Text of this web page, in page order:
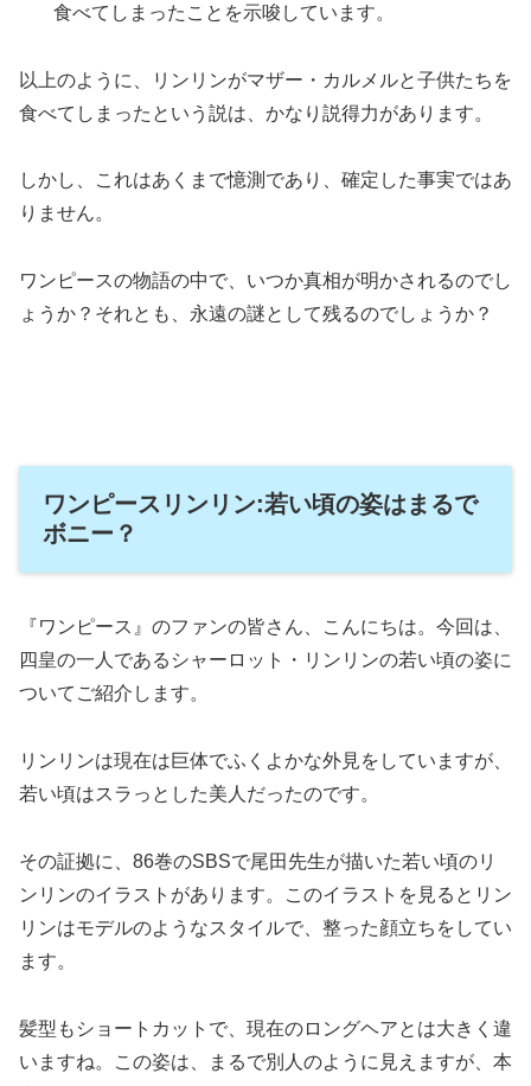
食べてしまったことを示唆しています。
以上のように、リンリンがマザー・カルメルと子供たちを
食べてしまったという説は、かなり説得力があります。
しかし、これはあくまで憶測であり、確定した事実ではあ
りません。
ワンピースの物語の中で、いつか真相が明かされるのでし
ょうか？それとも、永遠の謎として残るのでしょうか？
ワンピースリンリン:若い頃の姿はまるで
ボニー？
『ワンピース』のファンの皆さん、こんにちは。今回は、
四皇の一人であるシャーロット・リンリンの若い頃の姿に
ついてご紹介します。
リンリンは現在は巨体でふくよかな外見をしていますが、
若い頃はスラっとした美人だったのです。
その証拠に、86巻のSBSで尾田先生が描いた若い頃のリ
ンリンのイラストがあります。このイラストを見るとリン
リンはモデルのようなスタイルで、整った顔立ちをしてい
ます。
髪型もショートカットで、現在のロングヘアとは大きく違
いますね。この姿は、まるで別人のように見えますが、本